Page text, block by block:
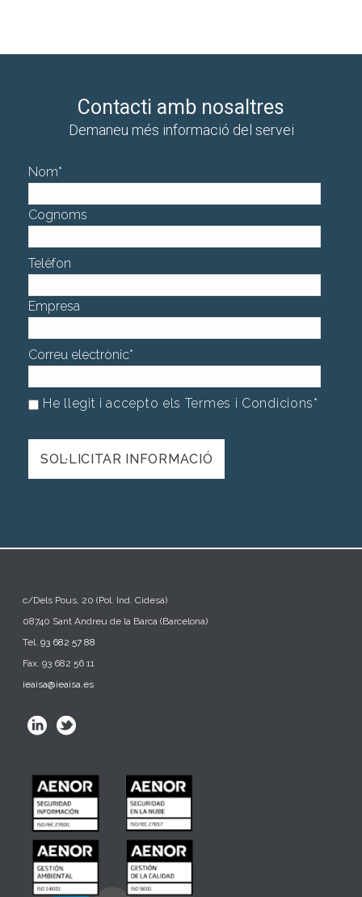
Contacti amb nosaltres
Demaneu més informació del servei
Nom*
Cognoms
Telèfon
Empresa
Correu electrònic*
He llegit i accepto els Termes i Condicions*
c/Dels Pous, 20 (Pol. Ind. Cidesa)
08740 Sant Andreu de la Barca (Barcelona)
Tel.93 682 57 88
Fax. 93 682 56 11
ieaisa@ieaisa.es